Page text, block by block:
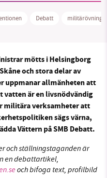
LinkedIn
Debatt
mötts i Helsingborg
och stora delar av
uppmanar allmänheten att
vatten är en livsnödvändig
militära verksamheter att
sägs värna,
Vättern på SMB Debatt.
och ställningstaganden är
en debattartikel,
och bifoga text, profilbild
framtid. Sedan
redaktion drivit
genom
Nu vill vi
vi hoppas att du
oss.
swisha en slant till